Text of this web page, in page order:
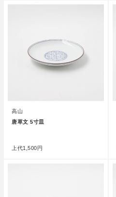
高山
唐草文 5寸皿
上代1,500円